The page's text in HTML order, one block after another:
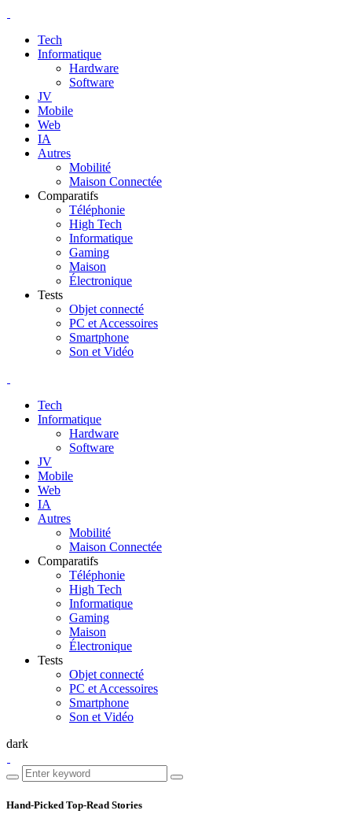
Tech
Informatique
Hardware
Software
JV
Mobile
Web
IA
Autres
Mobilité
Maison Connectée
Comparatifs
Téléphonie
High Tech
Informatique
Gaming
Maison
Électronique
Tests
Objet connecté
PC et Accessoires
Smartphone
Son et Vidéo
Tech
Informatique
Hardware
Software
JV
Mobile
Web
IA
Autres
Mobilité
Maison Connectée
Comparatifs
Téléphonie
High Tech
Informatique
Gaming
Maison
Électronique
Tests
Objet connecté
PC et Accessoires
Smartphone
Son et Vidéo
dark
Hand-Picked Top-Read Stories